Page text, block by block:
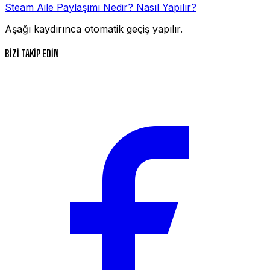
Steam Aile Paylaşımı Nedir? Nasıl Yapılır?
Aşağı kaydırınca otomatik geçiş yapılır.
BİZİ TAKİP EDİN